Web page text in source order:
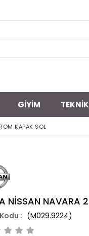
GİYİM
KAPAK SOL
NİSSAN NAVARA
(M029.9224)